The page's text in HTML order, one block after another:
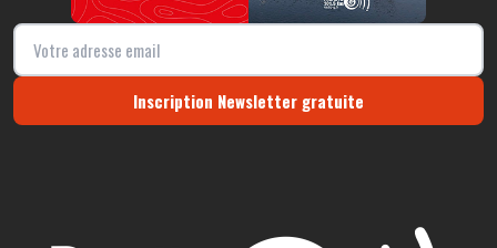
Inscription Newsletter gratuite